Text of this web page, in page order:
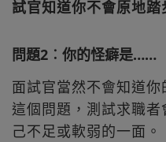
試官知道你不會原地踏
問題2︰你的怪癖是……
面試官當然不會知道
這個問題，測試求職
己不足或軟弱的一面。